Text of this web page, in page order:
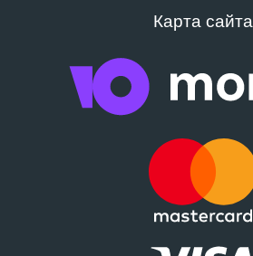
Карта сайта